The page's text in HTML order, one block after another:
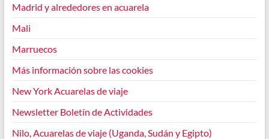
Madrid y alrededores en acuarela
Mali
Marruecos
Más información sobre las cookies
New York Acuarelas de viaje
Newsletter Boletín de Actividades
Nilo, Acuarelas de viaje (Uganda, Sudán y Egipto)